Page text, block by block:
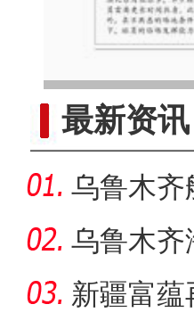
最新资讯
乌鲁木齐
南通航
乌鲁木齐
新疆富